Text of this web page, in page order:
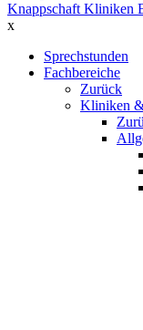
Knappschaft Kliniken
x
Sprechstunden
Fachbereiche
Zurück
Kliniken